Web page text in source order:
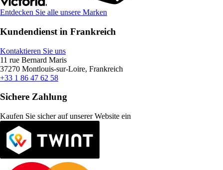
Entdecken Sie alle unsere Marken
Kundendienst in Frankreich
Kontaktieren Sie uns
11 rue Bernard Maris
37270 Montlouis-sur-Loire, Frankreich
+33 1 86 47 62 58
Sichere Zahlung
Kaufen Sie sicher auf unserer Website ein